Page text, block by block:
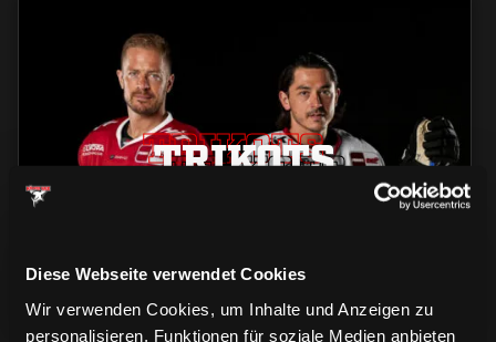
Diese Webseite verwendet Cookies
Wir verwenden Cookies, um Inhalte und Anzeigen zu
personalisieren, Funktionen für soziale Medien anbieten
TRIKOTS
TRIKOTS
TRIKOTS